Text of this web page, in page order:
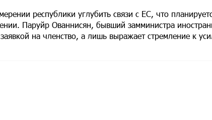
республики углубить связи с ЕС, что
Паруйр Ованнисян, бывший замминистра
на членство, а лишь выражает стремление к